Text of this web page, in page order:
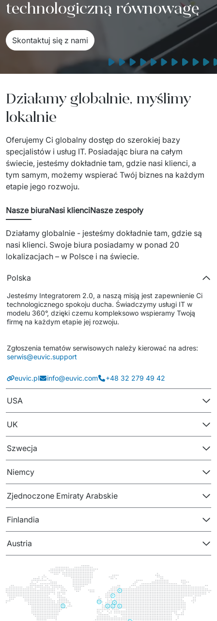
Integracja systemów IT
Sztuczna Inteligencja
↳ AI Solutions
Migracja Systemów IT
↳ Migracja do chmury Azure
↳ Migracje Chmurowe
↳ Audyt aplikacji legacy
Outsourcing IT
Staff Augumentation
Audyty i doradztwo
Managed IT & Outsourcing
Serwis IT i AGD
↳ Serwis RTV i AGD
↳ Serwis IT
Dystrybucja i Produkty
Euvic Billing System
Produkty z obszaru Przemysł 4.0
Systemy wspomagania decyzji (DSS)
Marketplace
Systemy Zarządzania Treścią (CMS)
Platformy do współpracy
System Rejestracji Czasu Pracy (EOSIC)
Telekomunikacja
Transport i Turystyka
Sprzęt drukujący - sklep
Podcast
Kraje
technologiczną równowagę
Skontaktuj się z nami
Działamy globalnie, myślimy
lokalnie
Oferujemy Ci globalny dostęp do szerokiej bazy
specjalistów i usług IT. Posiadając biura na całym
świecie, jesteśmy dokładnie tam, gdzie nasi klienci, a
tym samym, możemy wspierać Twój biznes na każdym
etapie jego rozwoju.
Nasze biuraNasi klienciNasze zespoły
Działamy globalnie - jesteśmy dokładnie tam, gdzie są
nasi klienci. Swoje biura posiadamy w ponad 20
lokalizacjach – w Polsce i na świecie.
Polska
Jesteśmy Integratorem 2.0, a naszą misją jest zapewnienie Ci
technologicznego spokoju ducha. Świadczymy usługi IT w
modelu 360°, dzięki czemu kompleksowo wspieramy Twoją
firmę na każdym etapie jej rozwoju.
serwis@euvic.support
euvic.pl info@euvic.com +48 32 279 49 42
USA
UK
Szwecja
Niemcy
Zjednoczone Emiraty Arabskie
Finlandia
Austria